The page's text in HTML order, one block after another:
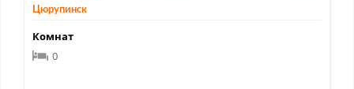
Цюрупинск
Комнат
0